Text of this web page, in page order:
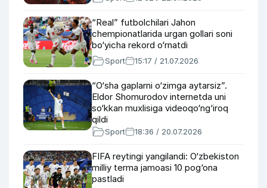
“Real” futbolchilari Jahon
chempionatlarida urgan gollari soni
bo‘yicha rekord o‘rnatdi
Sport 15:17 / 21.07.2026
“O‘sha gaplarni o‘zimga aytarsiz”.
Eldor Shomurodov internetda uni
so‘kkan muxlisiga videoqo‘ng‘iroq
qildi
Sport 18:36 / 20.07.2026
FIFA reytingi yangilandi: O‘zbekiston
milliy terma jamoasi 10 pog‘ona
pastladi